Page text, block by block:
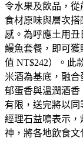
令水果及飲品，
食材原味與層次
感。為呼應土用
鰻魚套餐，即可獲
值 NT$242）。此
米酒為基底，融
郁蛋香與溫潤酒
有限，送完將以
經理石益鳴表示
神，將各地飲食文